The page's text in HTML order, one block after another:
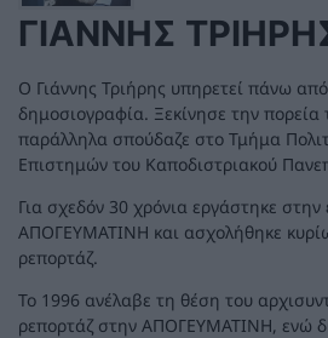
ΓΙΆΝΝΗΣ
Ο Γιάννης Τριήρης υπηρετεί πάνω
δημοσιογραφία. Ξεκίνησε την πορεία
παράλληλα σπούδαζε στο Τμήμα
Επιστημών του Καποδιστριακού
Για σχεδόν 30 χρόνια εργάστηκε
ΑΠΟΓΕΥΜΑΤΙΝΗ και ασχολήθηκε
ρεπορτάζ.
Το 1996 ανέλαβε τη θέση του
ρεπορτάζ στην ΑΠΟΓΕΥΜΑΤΙΝΗ, ενώ